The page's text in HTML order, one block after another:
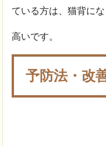
ている方は、猫背に
高いです。
予防法・改